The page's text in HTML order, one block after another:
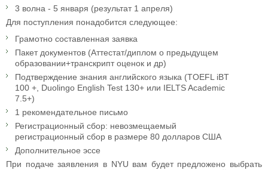
3 волна - 5 января (результат 1 апреля)
Для поступления понадобится следующее:
Грамотно составленная заявка
Пакет документов (Аттестат/диплом о предыдущем
образовании+транскрипт оценок и др)
Подтверждение знания английского языка (TOEFL iBT
100 +, Duolingo English Test 130+ или IELTS Academic
7.5+)
1 рекомендательное письмо
Регистрационный сбор: невозмещаемый
регистрационный сбор в размере 80 долларов США
Дополнительное эссе
При подаче заявления в NYU вам будет предложено выбрать